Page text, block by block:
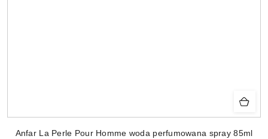
Anfar La Perle Pour Homme woda perfumowana spray 85ml